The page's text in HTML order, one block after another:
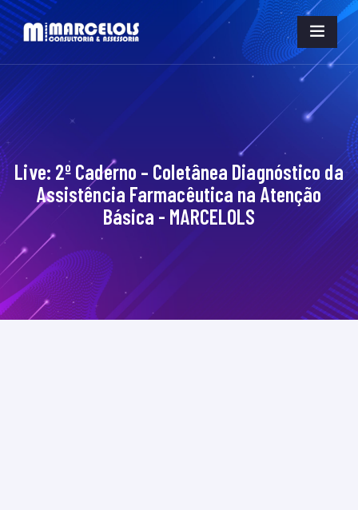
Live: 2º Caderno – Coletânea Diagnóstico da
Assistência Farmacêutica na Atenção
Básica - MARCELOLS